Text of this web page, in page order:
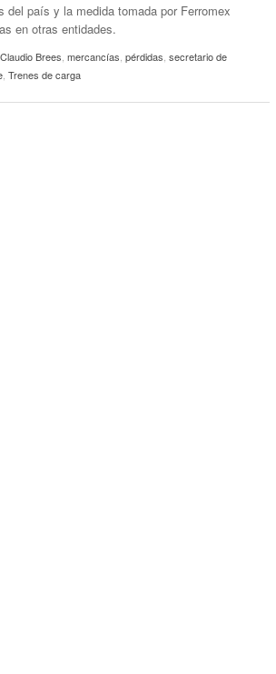
país y la medida tomada por Ferromex
en otras entidades.
Claudio Brees mercancías pérdidas secretario de
Trenes de carga